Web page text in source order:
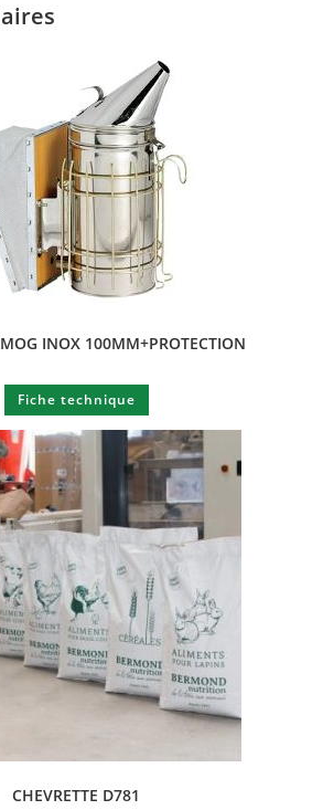
INOX 100MM+PROTECTION
Fiche technique
CHEVRETTE D781